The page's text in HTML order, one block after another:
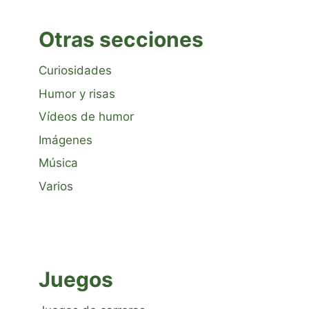
Otras secciones
Curiosidades
Humor y risas
Vídeos de humor
Imágenes
Música
Varios
Juegos